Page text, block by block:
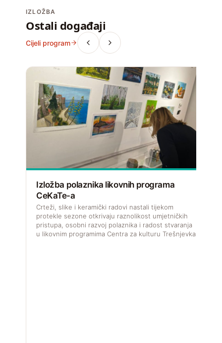
IZLOŽBA
Ostali događaji
Cijeli program
Izložba polaznika likovnih programa
CeKaTe-a
Crteži, slike i keramički radovi nastali tijekom
protekle sezone otkrivaju raznolikost umjetničkih
pristupa, osobni razvoj polaznika i radost stvaranja
u likovnim programima Centra za kulturu Trešnjevka.